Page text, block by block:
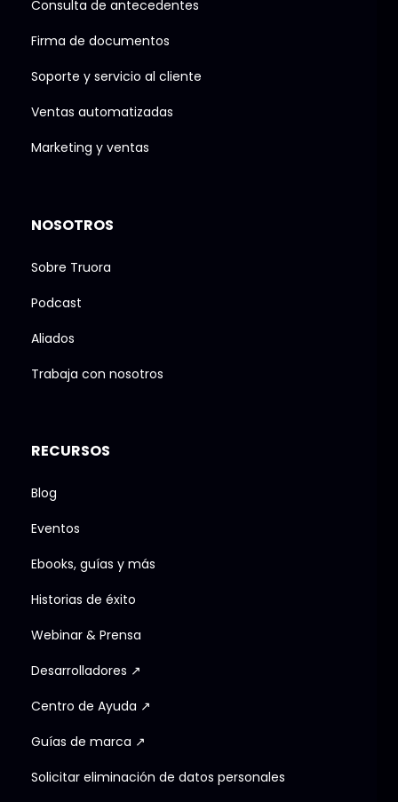
Consulta de antecedentes
Firma de documentos
Soporte y servicio al cliente
Ventas automatizadas
Marketing y ventas
NOSOTROS
Sobre Truora
Podcast
Aliados
Trabaja con nosotros
RECURSOS
Blog
Eventos
Ebooks, guías y más
Historias de éxito
Webinar & Prensa
Desarrolladores ↗
Centro de Ayuda ↗
Guías de marca ↗
Solicitar eliminación de datos personales